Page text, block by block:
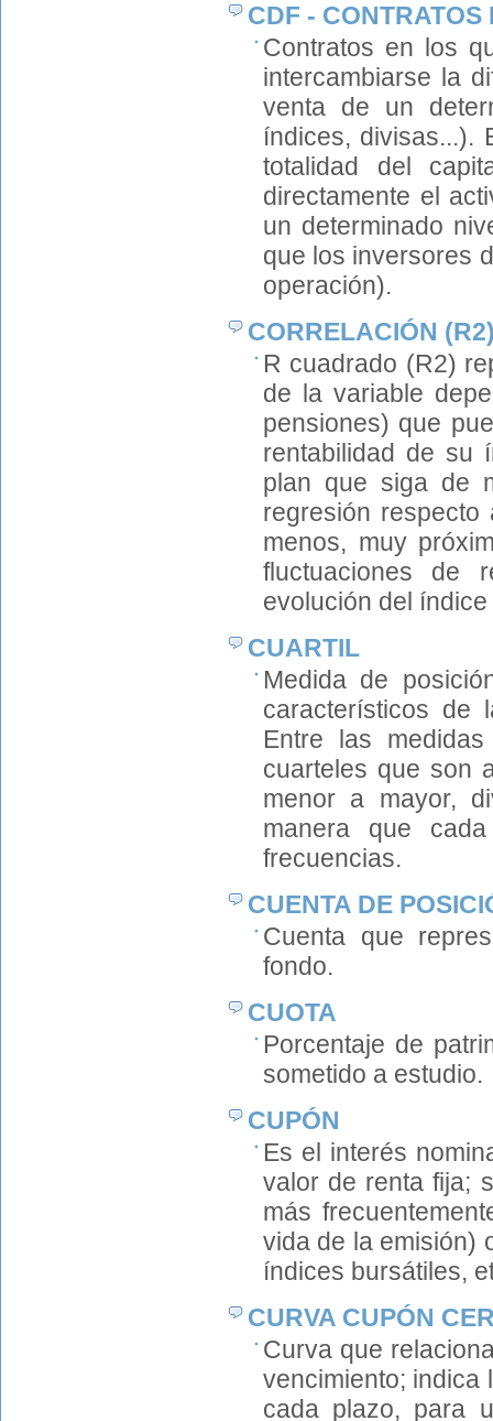
CDF - CONTRATOS
Contratos en los
intercambiarse la
venta de un
índices, divisas...).
totalidad del
directamente el
un determinado
que los inversores
operación).
CORRELACIÓN
R cuadrado (R2)
de la variable
pensiones) que
rentabilidad de su
plan que siga de
regresión
menos, muy
fluctuaciones de
evolución del
CUARTIL
Medida de
característicos de
Entre las
cuarteles que son
menor a mayor,
manera que
frecuencias.
CUENTA DE
Cuenta que
fondo.
CUOTA
Porcentaje de
sometido a estudio.
CUPÓN
Es el interés
valor de renta fija;
más
vida de la emisión)
índices bursátiles,
CURVA CUPÓN
Curva que
vencimiento; indica
cada plazo, para